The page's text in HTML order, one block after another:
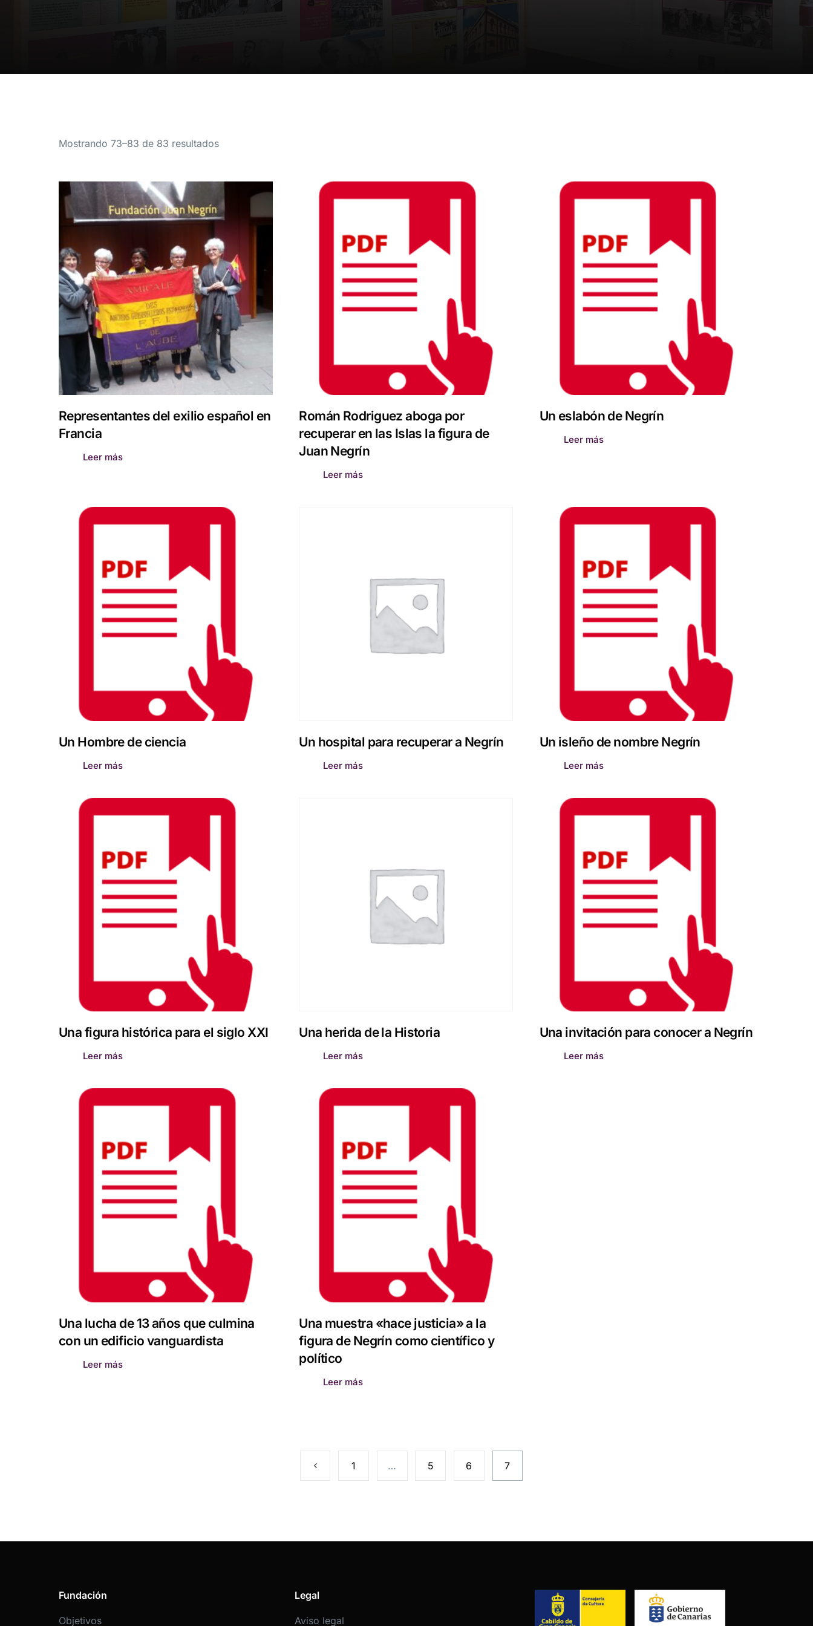
Mostrando 73–83 de 83 resultados
Representantes del exilio español en
Francia
Leer más
Román Rodriguez aboga por
recuperar en las Islas la figura de
Juan Negrín
Leer más
Un eslabón de Negrín
Leer más
Un Hombre de ciencia
Leer más
Un hospital para recuperar a Negrín
Leer más
Un isleño de nombre Negrín
Leer más
Una figura histórica para el siglo XXI
Leer más
Una herida de la Historia
Leer más
Una invitación para conocer a Negrín
Leer más
Una lucha de 13 años que culmina
con un edificio vanguardista
Leer más
Una muestra «hace justicia» a la
figura de Negrín como científico y
político
Leer más
1 … 5 6 7
Fundación
Objetivos
Legal
Aviso legal